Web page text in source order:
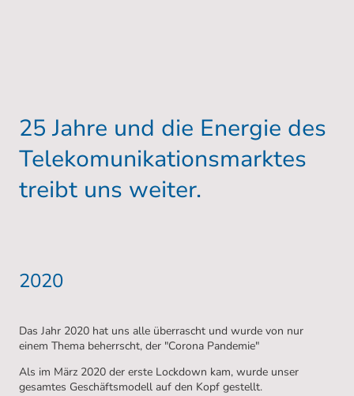
25 Jahre und die Energie des
Telekomunikationsmarktes
treibt uns weiter.
2020
Das Jahr 2020 hat uns alle überrascht und wurde von nur
einem Thema beherrscht, der "Corona Pandemie"
Als im März 2020 der erste Lockdown kam, wurde unser
gesamtes Geschäftsmodell auf den Kopf gestellt.